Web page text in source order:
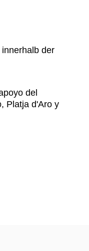
der
del
Platja d'Aro y